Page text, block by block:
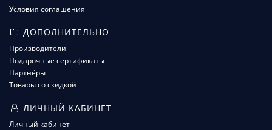
Условия соглашения
ДОПОЛНИТЕЛЬНО
Производители
Подарочные сертификаты
Партнёры
Товары со скидкой
ЛИЧНЫЙ КАБИНЕТ
Личный кабинет